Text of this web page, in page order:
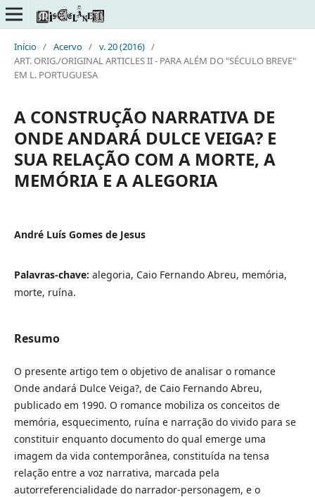
Início / Acervo / v. 20 (2016) /
ART. ORIG./ORIGINAL ARTICLES II - PARA ALÉM DO "SÉCULO BREVE"
EM L. PORTUGUESA
A CONSTRUÇÃO NARRATIVA DE
ONDE ANDARÁ DULCE VEIGA? E
SUA RELAÇÃO COM A MORTE, A
MEMÓRIA E A ALEGORIA
André Luís Gomes de Jesus
Palavras-chave: alegoria, Caio Fernando Abreu, memória,
morte, ruína.
Resumo
O presente artigo tem o objetivo de analisar o romance
Onde andará Dulce Veiga?, de Caio Fernando Abreu,
publicado em 1990. O romance mobiliza os conceitos de
memória, esquecimento, ruína e narração do vivido para se
constituir enquanto documento do qual emerge uma
imagem da vida contemporânea, constituída na tensa
relação entre a voz narrativa, marcada pela
autorreferencialidade do narrador-personagem, e o